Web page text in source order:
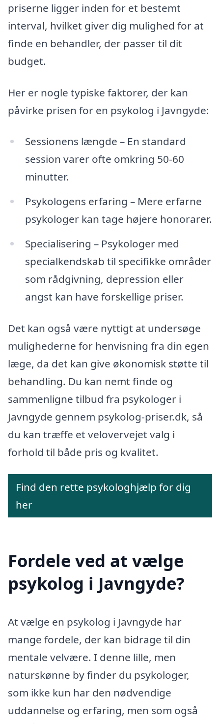
priserne ligger inden for et bestemt
interval, hvilket giver dig mulighed for at
finde en behandler, der passer til dit
budget.
Her er nogle typiske faktorer, der kan
påvirke prisen for en psykolog i Javngyde:
Sessionens længde – En standard
session varer ofte omkring 50-60
minutter.
Psykologens erfaring – Mere erfarne
psykologer kan tage højere honorarer.
Specialisering – Psykologer med
specialkendskab til specifikke områder
som rådgivning, depression eller
angst kan have forskellige priser.
Det kan også være nyttigt at undersøge
mulighederne for henvisning fra din egen
læge, da det kan give økonomisk støtte til
behandling. Du kan nemt finde og
sammenligne tilbud fra psykologer i
Javngyde gennem psykolog-priser.dk, så
du kan træffe et velovervejet valg i
forhold til både pris og kvalitet.
Find den rette psykologhjælp for dig
her
Fordele ved at vælge
psykolog i Javngyde?
At vælge en psykolog i Javngyde har
mange fordele, der kan bidrage til din
mentale velvære. I denne lille, men
naturskønne by finder du psykologer,
som ikke kun har den nødvendige
uddannelse og erfaring, men som også